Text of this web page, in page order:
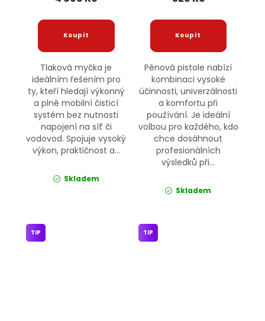
Tlaková myčka je
ideálním řešením pro
ty, kteří hledají výkonný
a plně mobilní čisticí
systém bez nutnosti
napojení na síť či
vodovod. Spojuje vysoký
výkon, praktičnost a...
Skladem
Pěnová pistole nabízí
kombinaci vysoké
účinnosti, univerzálnosti
a komfortu při
používání. Je ideální
volbou pro každého, kdo
chce dosáhnout
profesionálních
výsledků při...
Skladem
TIP TIP